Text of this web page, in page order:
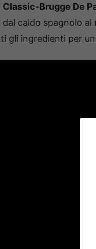
Classic-Brugge De
dal caldo spagnolo
gli ingredienti per